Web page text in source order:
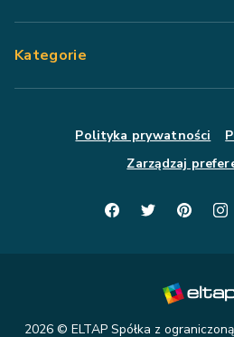
Kategorie
Polityka prywatności
Zarządzaj
2026© ELTAP Spółka z